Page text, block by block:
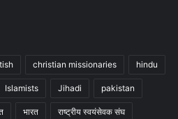
christian missionaries hindu
Islamists Jihadi pakistan
भारत राष्ट्रीय स्वयंसेवक संघ